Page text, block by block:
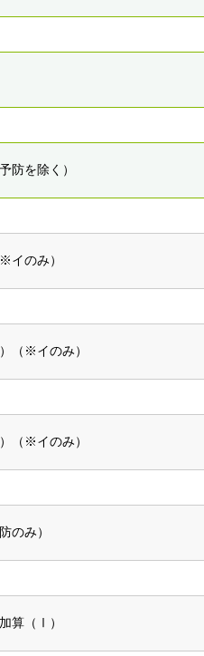
防を除く）
イのみ）
（※イのみ）
（※イのみ）
のみ）
算（Ⅰ）